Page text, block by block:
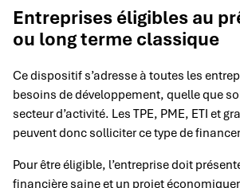
Entreprises éligibles au
ou long terme classique
Ce dispositif s’adresse à toutes les
besoins de développement, quelle que
secteur d’activité. Les TPE, PME, ETI et
peuvent donc solliciter ce type de
Pour être éligible, l’entreprise doit
financière saine et un projet